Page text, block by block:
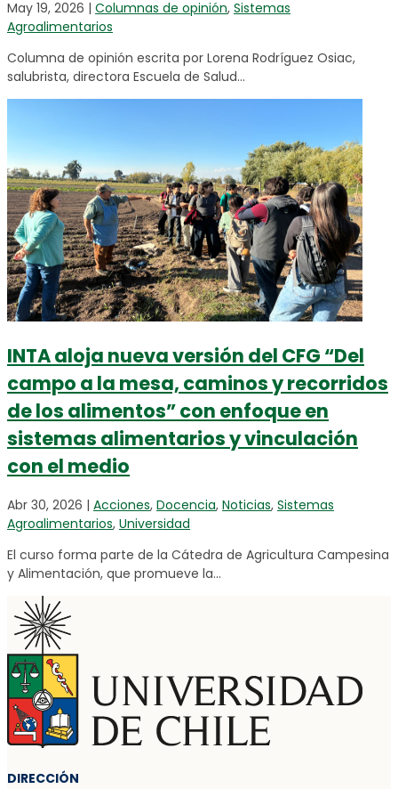
May 19, 2026 | Columnas de opinión, Sistemas
Agroalimentarios
Columna de opinión escrita por Lorena Rodríguez Osiac,
salubrista, directora Escuela de Salud...
INTA aloja nueva versión del CFG “Del
campo a la mesa, caminos y recorridos
de los alimentos” con enfoque en
sistemas alimentarios y vinculación
con el medio
Abr 30, 2026 | Acciones, Docencia, Noticias, Sistemas
Agroalimentarios, Universidad
El curso forma parte de la Cátedra de Agricultura Campesina
y Alimentación, que promueve la...
DIRECCIÓN